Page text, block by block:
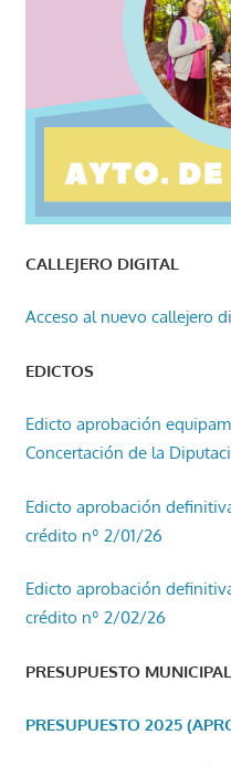
CALLEJERO DIGITAL
Acceso al nuevo callejero
EDICTOS
Edicto aprobación
Concertación de la
Edicto aprobación
crédito nº 2/01/26
Edicto aprobación
crédito nº 2/02/26
PRESUPUESTO
PRESUPUESTO 2025